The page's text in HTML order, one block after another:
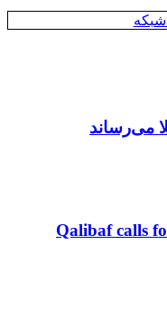
می‌رساند
Qalibaf calls